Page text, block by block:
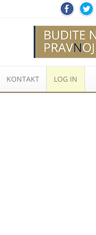
KONTAKT LOG IN